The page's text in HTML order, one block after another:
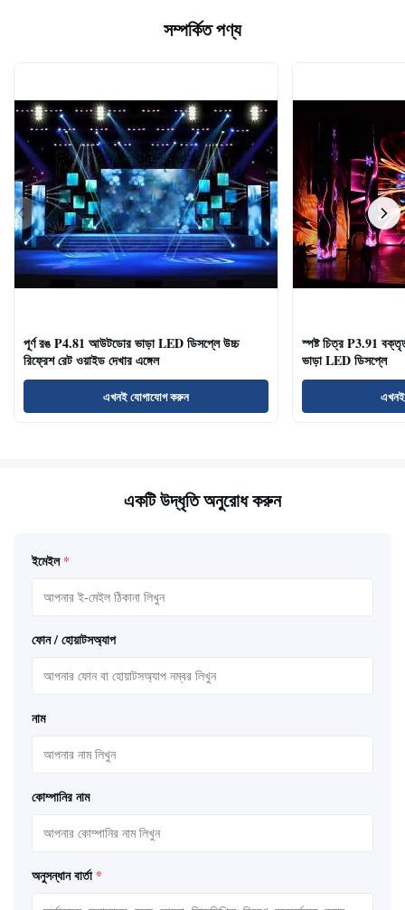
সম্পর্কিত পণ্য
পূর্ণ রঙ P4.81 আউটডোর ভাড়া LED ডিসপ্লে উচ্চ
রিফ্রেশ রেট ওয়াইড দেখার এঙ্গেল
এখনই যোগাযোগ করুন
স্পষ্ট চিত্র P3.91
ভাড়া LED ডিসপ্লে
একটি উদ্ধৃতি অনুরোধ করুন
ইমেইল *
ফোন / হোয়াটসঅ্যাপ
নাম
কোম্পানির নাম
অনুসন্ধান বার্তা *